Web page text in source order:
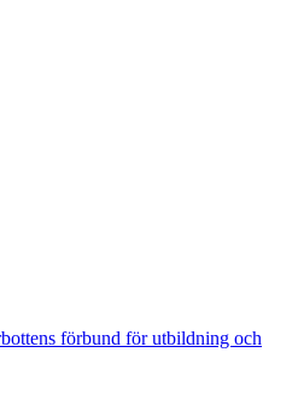
förbund för utbildning och